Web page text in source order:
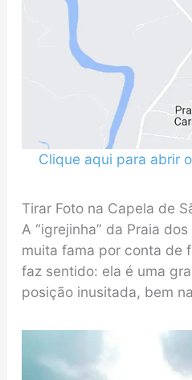
Clique aqui para abrir
Tirar Foto na Capela de
A “igrejinha” da Praia
muita fama por conta de
faz sentido: ela é uma
posição inusitada, bem